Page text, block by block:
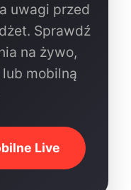
uwagi przed
Sprawdź
na żywo,
mobilną
Live